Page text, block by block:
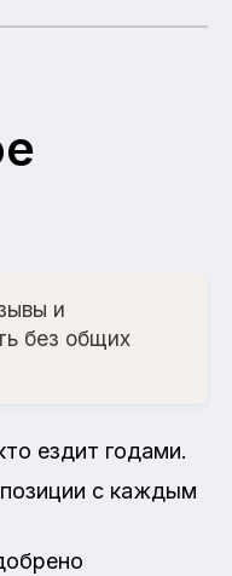
и
без общих
ездит годами.
с каждым